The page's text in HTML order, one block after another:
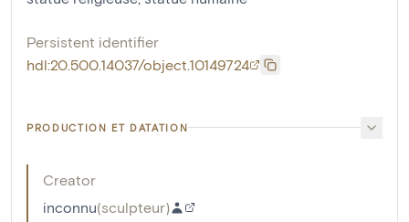
Persistent identifier
hdl:20.500.14037/object.10149724
PRODUCTION ET DATATION
Creator
inconnu(sculpteur)